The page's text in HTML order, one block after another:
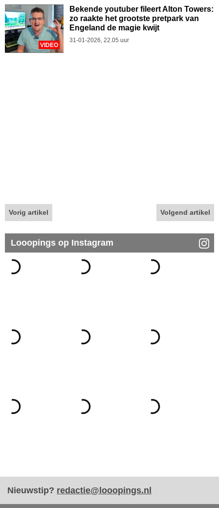
VIDEO
Bekende youtuber fileert Alton Towers:
zo raakte het grootste pretpark van
Engeland de magie kwijt
31-01-2026, 22.05 uur
Vorig artikel Volgend artikel
Looopings op Instagram
Nieuwstip? redactie@looopings.nl